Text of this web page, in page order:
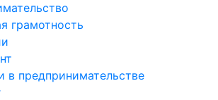
грамотность
в предпринимательстве